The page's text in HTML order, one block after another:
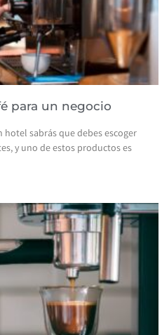
para un negocio
sabrás que debes escoger
y uno de estos productos es